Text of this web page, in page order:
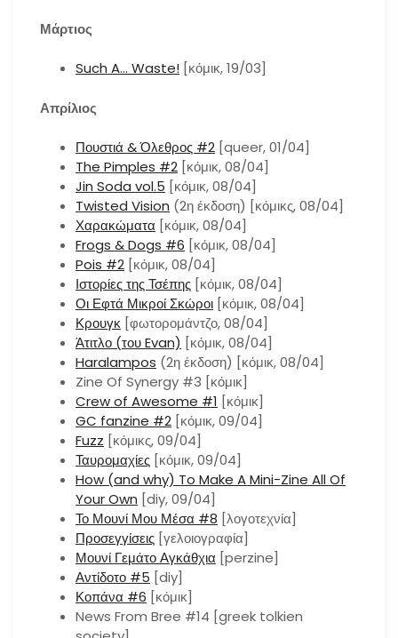
Μάρτιος
Such A… Waste! [κόμικ, 19/03]
Απρίλιος
Πουστιά & Όλεθρος #2 [queer, 01/04]
The Pimples #2 [κόμικ, 08/04]
Jin Soda vol.5 [κόμικ, 08/04]
Twisted Vision (2η έκδοση) [κόμικς, 08/04]
Χαρακώματα [κόμικ, 08/04]
Frogs & Dogs #6 [κόμικ, 08/04]
Pois #2 [κόμικ, 08/04]
Ιστορίες της Τσέπης [κόμικ, 08/04]
Οι Εφτά Μικροί Σκώροι [κόμικ, 08/04]
Κρουγκ [φωτορομάντζο, 08/04]
Άτιτλο (του Evan) [κόμικ, 08/04]
Haralampos (2η έκδοση) [κόμικ, 08/04]
Zine Of Synergy #3 [κόμικ]
Crew of Awesome #1 [κόμικ]
GC fanzine #2 [κόμικ, 09/04]
Fuzz [κόμικς, 09/04]
Ταυρομαχίες [κόμικ, 09/04]
How (and why) To Make A Mini-Zine All Of
Your Own [diy, 09/04]
Το Μουνί Μου Μέσα #8 [λογοτεχνία]
Προσεγγίσεις [γελοιογραφία]
Μουνί Γεμάτο Αγκάθχια [perzine]
Αντίδοτο #5 [diy]
Κοπάνα #6 [κόμικ]
News From Bree #14 [greek tolkien